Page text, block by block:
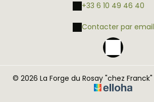
+33 6 10 49 46 40
Contacter par email
© 2026 La Forge du Rosay "chez Franck"